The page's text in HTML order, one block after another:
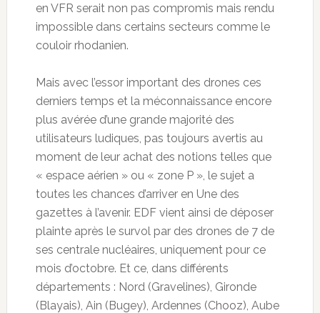
en VFR serait non pas compromis mais rendu
impossible dans certains secteurs comme le
couloir rhodanien.
Mais avec l’essor important des drones ces
derniers temps et la méconnaissance encore
plus avérée d’une grande majorité des
utilisateurs ludiques, pas toujours avertis au
moment de leur achat des notions telles que
« espace aérien » ou « zone P », le sujet a
toutes les chances d’arriver en Une des
gazettes à l’avenir. EDF vient ainsi de déposer
plainte après le survol par des drones de 7 de
ses centrale nucléaires, uniquement pour ce
mois d’octobre. Et ce, dans différents
départements : Nord (Gravelines), Gironde
(Blayais), Ain (Bugey), Ardennes (Chooz), Aube